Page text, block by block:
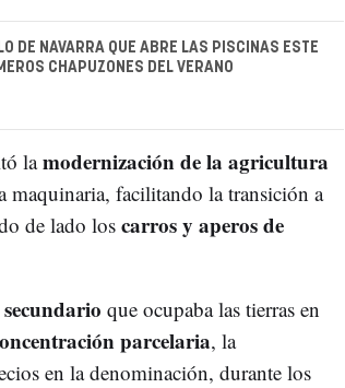
DE NAVARRA QUE ABRE LAS PISCINAS ESTE
CHAPUZONES DEL VERANO
lamodernización de la agricultura
maquinaria, facilitando la transición a
de lado loscarros y aperos de
secundario que ocupaba las tierras en
parcelaria, la
en la denominación, durante los